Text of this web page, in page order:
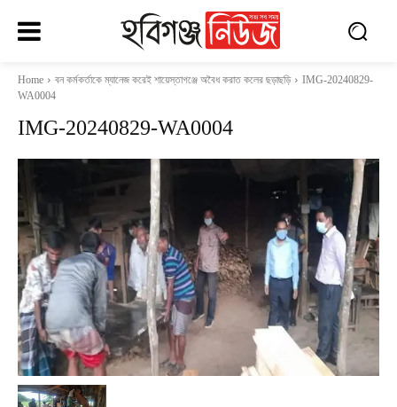
Home বন কর্মকর্তাকে ম্যানেজ করেই শায়েস্তাগঞ্জে অবৈধ করাত কলের ছড়াছড়ি
IMG-20240829-
WA0004
IMG-20240829-WA0004